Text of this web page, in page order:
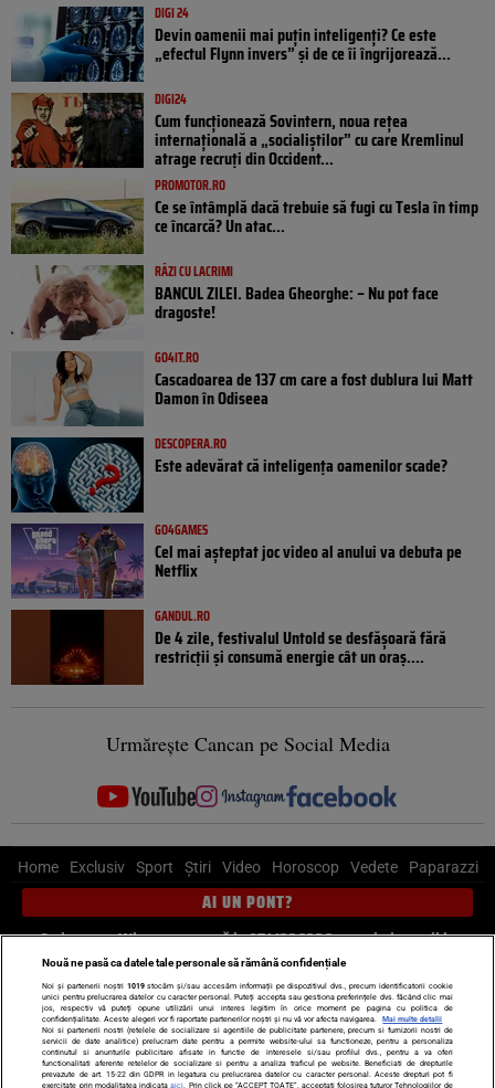
DIGI 24
Devin oamenii mai puțin inteligenți? Ce este
„efectul Flynn invers” și de ce îi îngrijorează...
DIGI24
Cum funcționează Sovintern, noua rețea
internațională a „socialiștilor” cu care Kremlinul
atrage recruți din Occident...
PROMOTOR.RO
Ce se întâmplă dacă trebuie să fugi cu Tesla în timp
ce încarcă? Un atac...
RÂZI CU LACRIMI
BANCUL ZILEI. Badea Gheorghe: – Nu pot face
dragoste!
GO4IT.RO
Cascadoarea de 137 cm care a fost dublura lui Matt
Damon în Odiseea
DESCOPERA.RO
Este adevărat că inteligența oamenilor scade?
GO4GAMES
Cel mai așteptat joc video al anului va debuta pe
Netflix
GANDUL.RO
De 4 zile, festivalul Untold se desfășoară fără
restricții și consumă energie cât un oraș....
Urmărește Cancan pe Social Media
Home Exclusiv Sport Știri Video Horoscop Vedete Paparazzi
AI UN PONT?
Scrie-ne pe Whatsapp, sună la 0741226226 sau trimite mail la
pont@cancan.ro
Știri interne Știri externe
Politică
Ultimele stiri
Diete Insula Iubirii Dictionar de vise
LIFE STYLE
Horoscop
Nouă ne pasă ca datele tale personale să rămână confidențiale
Noi și partenerii noștri 1019stocăm și/sau accesăm informații pe dispozitivul dvs., precum identificatorii cookie
unici pentru prelucrarea datelor cu caracter personal. Puteți accepta sau gestiona preferințele dvs. făcând clic mai
jos, respectiv vă puteți opune utilizării unui interes legitim în orice moment pe pagina cu politica de
confidențialitate. Aceste alegeri vor fi raportate partenerilor noștri și nu vă vor afecta navigarea.
Mai multe detalii
Noi si partenerii nostri (retelele de socializare si agentiile de publicitate partenere, precum si furnizorii nostri de
servicii de date analitice) prelucram date pentru a permite website-ului sa functioneze, pentru a personaliza
continutul si anunturile publicitare afisate in functie de interesele si/sau profilul dvs., pentru a va oferi
functionalitati aferente retelelor de socializare si pentru a analiza traficul pe website. Beneficiati de drepturile
prevazute de art. 15-22 din GDPR in legatura cu prelucrarea datelor cu caracter personal. Aceste drepturi pot fi
exercitate prin modalitatea indicataaici . Prin click pe “ACCEPT TOATE”, acceptati folosirea tuturor Tehnologiilor de